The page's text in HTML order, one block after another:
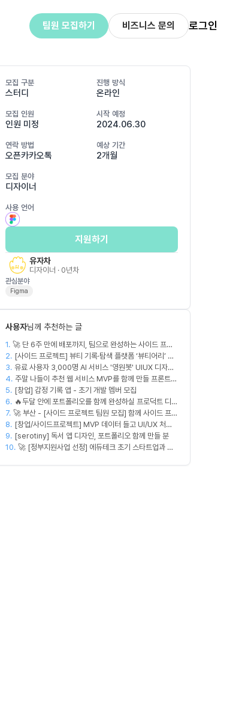
팀원 모집하기 비즈니스 문의 로그인
모집 구분
스터디
진행 방식
온라인
모집 인원
인원 미정
시작 예정
2024.06.30
연락 방법
오픈카카오톡
예상 기간
2개월
모집 분야
디자이너
사용 언어
지원하기
유자차
디자이너 · 0년차
관심분야
Figma
사용자님께 추천하는 글
1. 🚀 단 6주 만에 배포까지, 팀으로 완성하는 사이드 프로
젝트 [스위프 웹 15기] 🚀
2. [사이드 프로젝트] 뷰티 기록·탐색 플랫폼 ‘뷰티어리’ 디
자이너·프론트엔드·백엔드 팀원을 모집합니다
3. 유료 사용자 3,000명 AI 서비스 '영원봇' UIUX 디자인
팀원 모집
4. 주말 나들이 추천 웹 서비스 MVP를 함께 만들 프론트엔
드/디자이너 모집합니다
5. [창업] 감정 기록 앱 - 초기 개발 멤버 모집
6. 🔥두달 안에 포트폴리오를 함께 완성하실 프로덕트 디자
이너를 찾습니다!🔥
7. 🚀 부산 - [사이드 프로젝트 팀원 모집] 함께 사이드 프로
젝트 진행할 팀원 모집합니다. 🚀
8. [창업/사이드프로젝트] MVP 데이터 들고 UI/UX 처음
부터 다시 짤 'PM 겸 프로덕트 디자이너' 구합니다
9. [serotiny] 독서 앱 디자인, 포트폴리오 함께 만들 분
10. 🚀 [정부지원사업 선정] 에듀테크 초기 스타트업과 함